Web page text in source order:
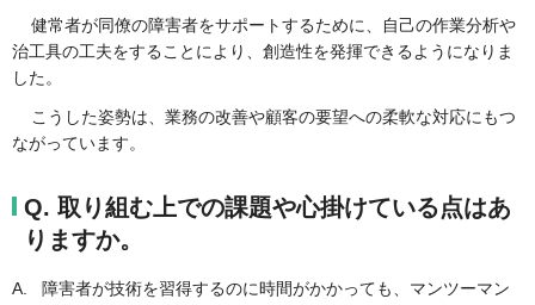
健常者が同僚の障害者をサポートするために、自己の作業分析や
治工具の工夫をすることにより、創造性を発揮できるようになりま
した。
こうした姿勢は、業務の改善や顧客の要望への柔軟な対応にもつ
ながっています。
Q. 取り組む上での課題や心掛けている点はあ
りますか。
A. 障害者が技術を習得するのに時間がかかっても、マンツーマン